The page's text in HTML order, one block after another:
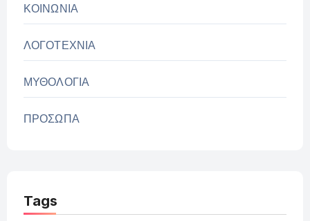
ΚΟΙΝΩΝΙΑ
ΛΟΓΟΤΕΧΝΙΑ
ΜΥΘΟΛΟΓΙΑ
ΠΡΟΣΩΠΑ
Tags